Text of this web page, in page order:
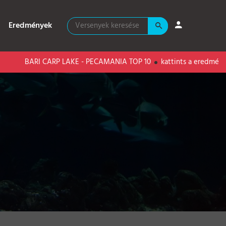
Eredmények
CARP LAKE - PECAMANIA TOP 10 kattints a eredményekért!